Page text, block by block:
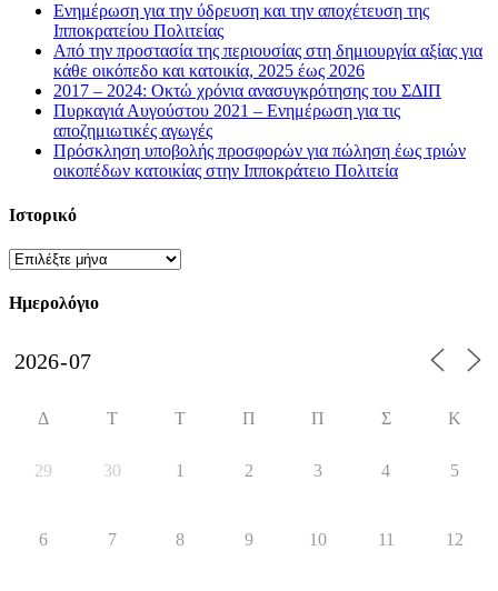
Ενημέρωση για την ύδρευση και την αποχέτευση της
Ιπποκρατείου Πολιτείας
Από την προστασία της περιουσίας στη δημιουργία αξίας για
κάθε οικόπεδο και κατοικία, 2025 έως 2026
2017 – 2024: Οκτώ χρόνια ανασυγκρότησης του ΣΔΙΠ
Πυρκαγιά Αυγούστου 2021 – Ενημέρωση για τις
αποζημιωτικές αγωγές
Πρόσκληση υποβολής προσφορών για πώληση έως τριών
οικοπέδων κατοικίας στην Ιπποκράτειο Πολιτεία
Ιστορικό
Ιστορικό
Ημερολόγιο
Δ Τ Τ Π Π Σ Κ
29 30 1 2 3 4 5
6 7 8 9 10 11 12